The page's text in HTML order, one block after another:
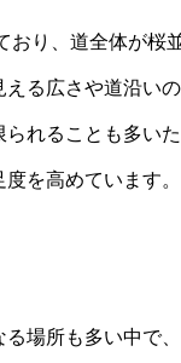
おり、道全体が桜
る広さや道沿い
れることも多い
を高めています。
場所も多い中で